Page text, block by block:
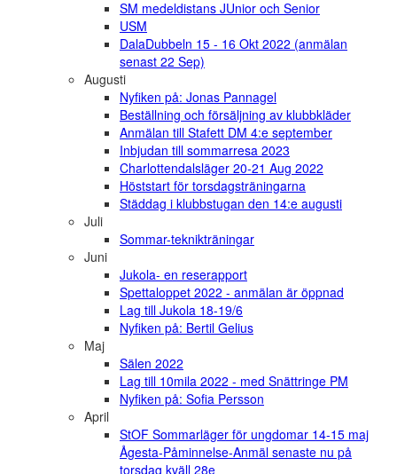
SM medeldistans JUnior och Senior
USM
DalaDubbeln 15 - 16 Okt 2022 (anmälan
senast 22 Sep)
Augusti
Nyfiken på: Jonas Pannagel
Beställning och försäljning av klubbkläder
Anmälan till Stafett DM 4:e september
Inbjudan till sommarresa 2023
Charlottendalsläger 20-21 Aug 2022
Höststart för torsdagsträningarna
Städdag i klubbstugan den 14:e augusti
Juli
Sommar-teknikträningar
Juni
Jukola- en reserapport
Spettaloppet 2022 - anmälan är öppnad
Lag till Jukola 18-19/6
Nyfiken på: Bertil Gelius
Maj
Sälen 2022
Lag till 10mila 2022 - med Snättringe PM
Nyfiken på: Sofia Persson
April
StOF Sommarläger för ungdomar 14-15 maj
Ågesta-Påminnelse-Anmäl senaste nu på
torsdag kväll 28e